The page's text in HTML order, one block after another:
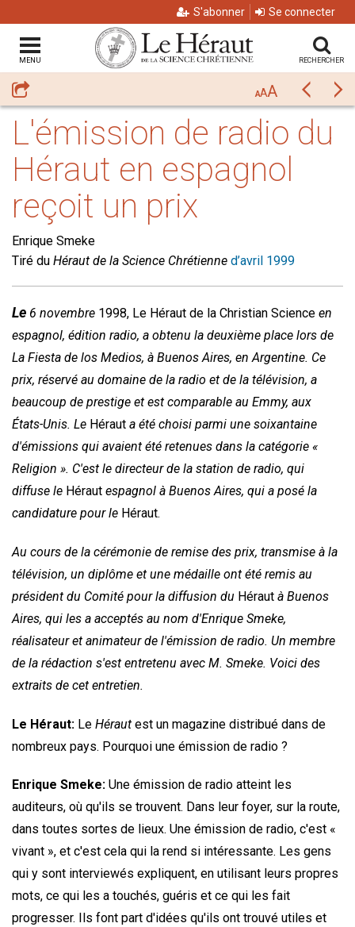
S'abonner Se connecter
MENU RECHERCHER
Partager AAA
L'émission de radio du
Héraut en espagnol
reçoit un prix
Enrique Smeke
Tiré du Héraut de la Science Chrétienne d’avril 1999
Le 6 novembre 1998, Le Héraut de la Christian Science en
espagnol, édition radio, a obtenu la deuxième place lors de
La Fiesta de los Medios, à Buenos Aires, en Argentine. Ce
prix, réservé au domaine de la radio et de la télévision, a
beaucoup de prestige et est comparable au Emmy, aux
États-Unis. Le Héraut a été choisi parmi une soixantaine
d'émissions qui avaient été retenues dans la catégorie «
Religion ». C'est le directeur de la station de radio, qui
diffuse le Héraut espagnol à Buenos Aires, qui a posé la
candidature pour le Héraut.
Au cours de la cérémonie de remise des prix, transmise à la
télévision, un diplôme et une médaille ont été remis au
président du Comité pour la diffusion du Héraut à Buenos
Aires, qui les a acceptés au nom d'Enrique Smeke,
réalisateur et animateur de l'émission de radio. Un membre
de la rédaction s'est entretenu avec M. Smeke. Voici des
extraits de cet entretien.
Le Héraut: Le Héraut est un magazine distribué dans de
nombreux pays. Pourquoi une émission de radio ?
Enrique Smeke: Une émission de radio atteint les
auditeurs, où qu'ils se trouvent. Dans leur foyer, sur la route,
dans toutes sortes de lieux. Une émission de radio, c'est «
vivant », et c'est cela qui la rend si intéressante. Les gens
qui y sont interviewés expliquent, en utilisant leurs propres
mots, ce qui les a touchés, guéris et ce qui les fait
progresser. Ils font part d'idées qu'ils ont trouvé utiles et